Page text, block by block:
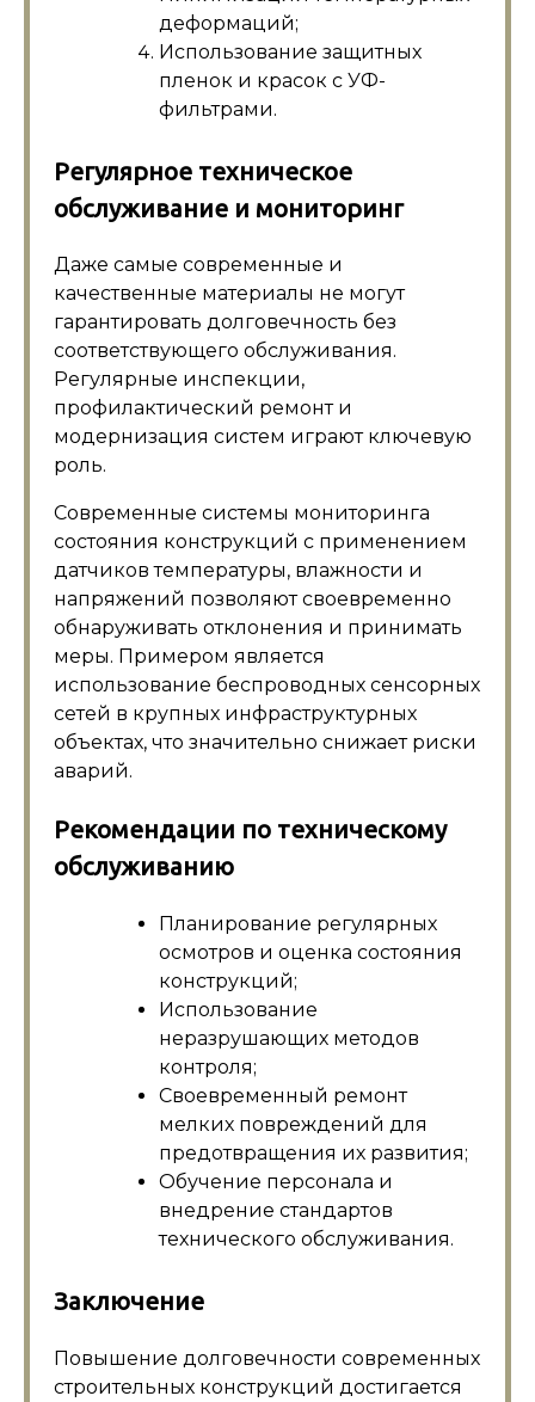
деформаций;
Использование защитных
пленок и красок с УФ-
фильтрами.
Регулярное техническое
обслуживание и мониторинг
Даже самые современные и
качественные материалы не могут
гарантировать долговечность без
соответствующего обслуживания.
Регулярные инспекции,
профилактический ремонт и
модернизация систем играют ключевую
роль.
Современные системы мониторинга
состояния конструкций с применением
датчиков температуры, влажности и
напряжений позволяют своевременно
обнаруживать отклонения и принимать
меры. Примером является
использование беспроводных сенсорных
сетей в крупных инфраструктурных
объектах, что значительно снижает риски
аварий.
Рекомендации по техническому
обслуживанию
Планирование регулярных
осмотров и оценка состояния
конструкций;
Использование
неразрушающих методов
контроля;
Своевременный ремонт
мелких повреждений для
предотвращения их развития;
Обучение персонала и
внедрение стандартов
технического обслуживания.
Заключение
Повышение долговечности современных
строительных конструкций достигается